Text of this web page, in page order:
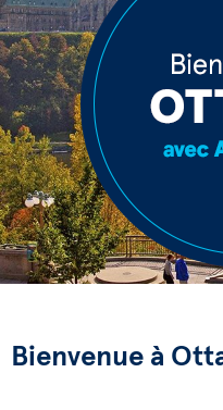
Bienvenue à